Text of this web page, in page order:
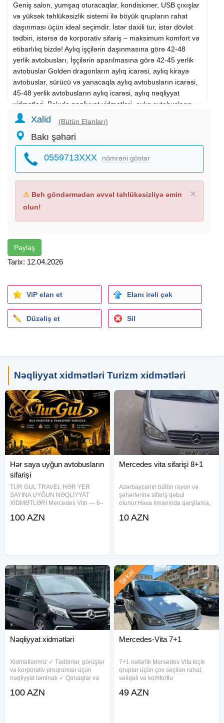
Geniş salon, yumşaq oturacaqlar, kondisioner, USB çıxışlar
və yüksək təhlükəsizlik sistemi ilə böyük qrupların rahat
daşınması üçün ideal seçimdir. İstər daxili tur, istər dövlət
tədbiri, istərsə də korporativ sifariş – maksimum komfort və
etibarlılıq bizdə! Aylıq işçilərin daşınmasına görə 42-48
yerlik avtobusları, İşçilərin aparılmasına görə 42-45 yerlik
avtobuslar Golden dragonların aylıq icarəsi, aylıq kirayə
avtobuslar, sürücü və yanacaqla aylıq avtobusların icarəsi,
45-48 yerlik avtobusların aylıq icarəsi, aylıq nəqliyyat
xidmətləri . Bakıda nəqliyyat xidmətləri , aylıq avtobusların
icarəsi, 48 yerlik illik avtobusların kirayəsi, 42 nəfərlik illik
avtobusların kirayəsi, 40-45 nəfərlik aylıq avtobusların
sürücü və yanacaqla kirayəsi, kirayə aylıq avtobuslar. ,
эаказы на автобус 38-42 Автобусы для 38-42 человек
Аренда ежемесячных автобусов, ежемесячная аренда
транспорта 28-местный автобус, автобусы на 25
человек, ежемесячная аренда автобусов Заказ на 15
мест, 16 автобусных остановок, заказ автобуса до
Габалы, заказ 20-way Bus Shahdağa, заказ автобуса
Xalid (Bütün Elanları)
Bakı şəhəri
0559713XXX nömrəni göstər
×
⚠ Beh göndərmədən əvvəl təhlükəsizliyə əmin
olun!
Paylaş
Tarix: 12.04.2026
ViP elan et Elanı irəli çək
Düzəliş et Sil
Nəqliyyat xidmətləri Turizm xidmətləri
Hər saya uyğun avtobusların
sifarişi
TUR GUL TRAVEL HƏR YER
SAYINA UYĞUN NƏQLİYYAT
XİDMƏTLƏRİ Mercedes Vito — 6–
22 Yerlik Isuzu Novo / Turkuaz —
100 AZN
Mercedes vita sifarişi 8+1
Azərbaycanın bütün rayon və
şəhərlərinə sifariş qəbul
olunur.Hava limaninda qarşilama,
ve mawin serviz xidmeti
10 AZN
Nəqliyyat xidmətləri
Xidmətlərimiz ✓ Tədbirlər, görüşlər
və korporativ proqramlar üçün
nəqliyyat təminatı ✓ Qonaqlar və
xidmətləri✓ Şəhərdaxili və
100 AZN
Mercedes-Vita 7+1
7+1 nəfərlik Mersedes Vita kiçik
qruplar üçün çox seçilən rahat,
səliqəli və komfortlu
komfortludur.Kondisaner güclü
Şirkət
49 AZN